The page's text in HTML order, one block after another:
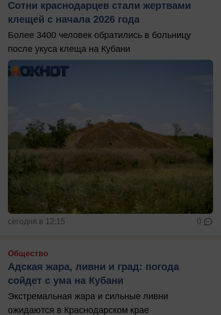
Сотни краснодарцев стали жертвами
клещей с начала 2026 года
Более 3400 человек обратились в больницу
после укуса клеща на Кубани
сегодня в 12:15 0
Общество
Адская жара, ливни и град: погода
сойдет с ума на Кубани
Экстремальная жара и сильные ливни
ожидаются в Краснодарском крае